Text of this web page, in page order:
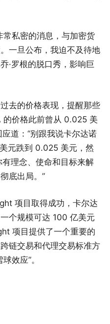
常私密的消息，与加密货
一旦公布，我迫不及待地
·罗根的脱口秀，影响巨
去的价格表现，提醒那些
的价格此前曾从 0.025 美
道：“别跟我说卡尔达诺
元跌到 0.025 美元，然
理念、使命和目标来解
底出局。”
项目取得成功，卡尔达
个规模可达 100 亿美元
项目提供了一个重要的
链交易和代理交易标准方
效应”。